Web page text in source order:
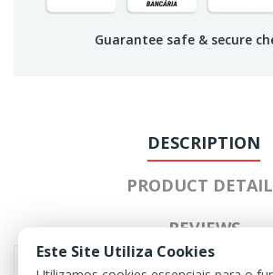
Guarantee safe & secure
DESCRIPTION
PRODUCT
REVIEWS
Este Site Utiliza Cookies